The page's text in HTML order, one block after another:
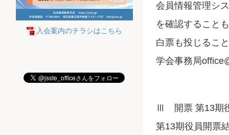
会員情報管理シ
を確認すること
白票も投じるこ
学会事務局
Ⅲ 開票 第13期
第13期役員開票
入会案内のチラシはこちら